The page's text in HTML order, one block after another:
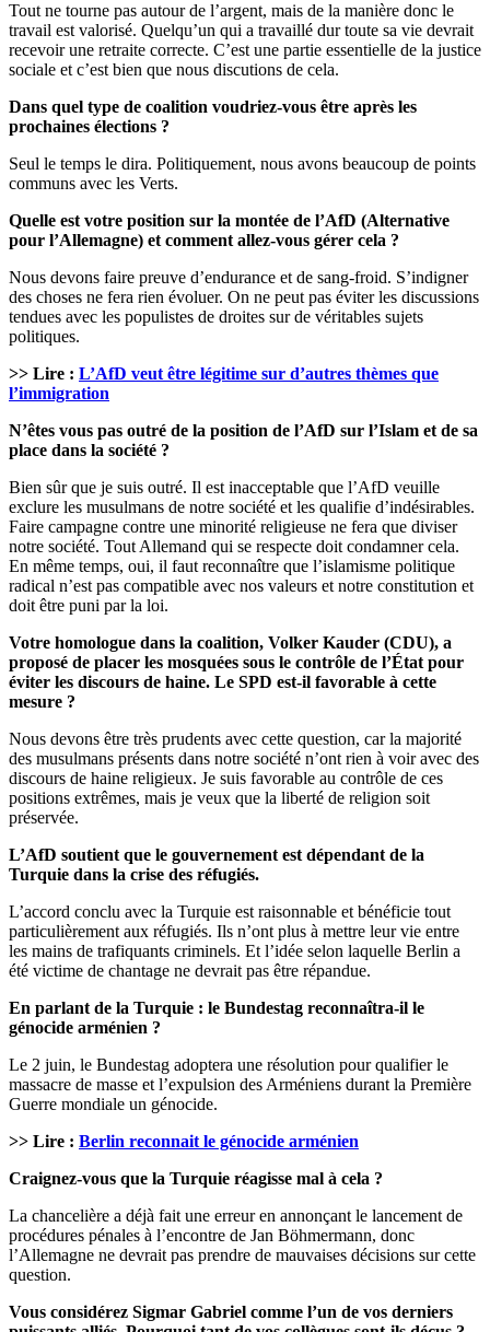
Tout ne tourne pas autour de l’argent, mais de la manière donc le
travail est valorisé. Quelqu’un qui a travaillé dur toute sa vie devrait
recevoir une retraite correcte. C’est une partie essentielle de la justice
sociale et c’est bien que nous discutions de cela.
Dans quel type de coalition voudriez-vous être après les
prochaines élections ?
Seul le temps le dira. Politiquement, nous avons beaucoup de points
communs avec les Verts.
Quelle est votre position sur la montée de l’AfD (Alternative
pour l’Allemagne) et comment allez-vous gérer cela ?
Nous devons faire preuve d’endurance et de sang-froid. S’indigner
des choses ne fera rien évoluer. On ne peut pas éviter les discussions
tendues avec les populistes de droites sur de véritables sujets
politiques.
>> Lire : L’AfD veut être légitime sur d’autres thèmes que
l’immigration
N’êtes vous pas outré de la position de l’AfD sur l’Islam et de sa
place dans la société ?
Bien sûr que je suis outré. Il est inacceptable que l’AfD veuille
exclure les musulmans de notre société et les qualifie d’indésirables.
Faire campagne contre une minorité religieuse ne fera que diviser
notre société. Tout Allemand qui se respecte doit condamner cela.
En même temps, oui, il faut reconnaître que l’islamisme politique
radical n’est pas compatible avec nos valeurs et notre constitution et
doit être puni par la loi.
Votre homologue dans la coalition, Volker Kauder (CDU), a
proposé de placer les mosquées sous le contrôle de l’État pour
éviter les discours de haine. Le SPD est-il favorable à cette
mesure ?
Nous devons être très prudents avec cette question, car la majorité
des musulmans présents dans notre société n’ont rien à voir avec des
discours de haine religieux. Je suis favorable au contrôle de ces
positions extrêmes, mais je veux que la liberté de religion soit
préservée.
L’AfD soutient que le gouvernement est dépendant de la
Turquie dans la crise des réfugiés.
L’accord conclu avec la Turquie est raisonnable et bénéficie tout
particulièrement aux réfugiés. Ils n’ont plus à mettre leur vie entre
les mains de trafiquants criminels. Et l’idée selon laquelle Berlin a
été victime de chantage ne devrait pas être répandue.
En parlant de la Turquie : le Bundestag reconnaîtra-il le
génocide arménien ?
Le 2 juin, le Bundestag adoptera une résolution pour qualifier le
massacre de masse et l’expulsion des Arméniens durant la Première
Guerre mondiale un génocide.
>> Lire : Berlin reconnait le génocide arménien
Craignez-vous que la Turquie réagisse mal à cela ?
La chancelière a déjà fait une erreur en annonçant le lancement de
procédures pénales à l’encontre de Jan Böhmermann, donc
l’Allemagne ne devrait pas prendre de mauvaises décisions sur cette
question.
Vous considérez Sigmar Gabriel comme l’un de vos derniers